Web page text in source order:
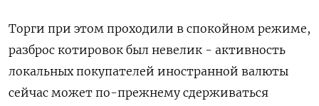
Торги при этом проходили в спокойном режиме,
разброс котировок был невелик - активность
локальных покупателей иностранной валюты
сейчас может по-прежнему сдерживаться